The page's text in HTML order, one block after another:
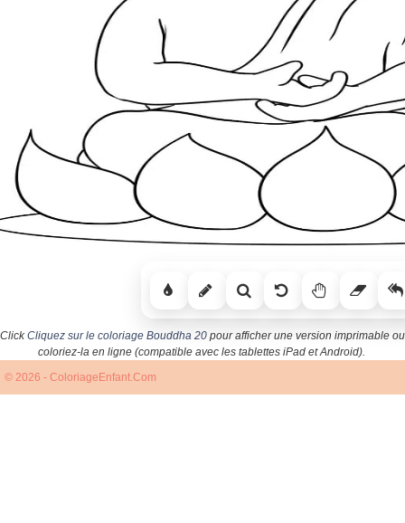
ClickCliquez sur le coloriage Bouddha 20 pour afficher une version imprimable ou
coloriez-la en ligne (compatible avec les tablettes iPad et Android).
© 2026 - ColoriageEnfant.Com